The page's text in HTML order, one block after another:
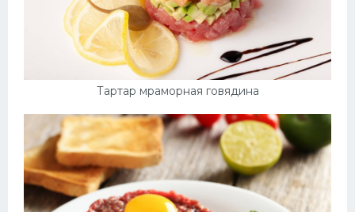
Тартар мраморная говядина